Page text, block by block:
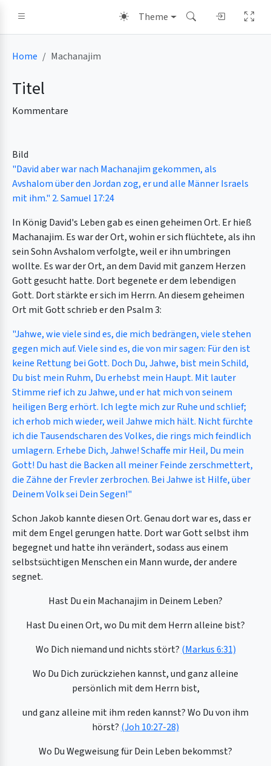
Theme
Home Machanajim
Titel
Kommentare
Bild
"David aber war nach Machanajim gekommen, als
Avshalom über den Jordan zog, er und alle Männer Israels
mit ihm." 2. Samuel 17:24
In König David's Leben gab es einen geheimen Ort. Er hieß
Machanajim. Es war der Ort, wohin er sich flüchtete, als ihn
sein Sohn Avshalom verfolgte, weil er ihn umbringen
wollte. Es war der Ort, an dem David mit ganzem Herzen
Gott gesucht hatte. Dort begenete er dem lebendigen
Gott. Dort stärkte er sich im Herrn. An diesem geheimen
Ort mit Gott schrieb er den Psalm 3:
"Jahwe, wie viele sind es, die mich bedrängen, viele stehen
gegen mich auf. Viele sind es, die von mir sagen: Für den ist
keine Rettung bei Gott. Doch Du, Jahwe, bist mein Schild,
Du bist mein Ruhm, Du erhebst mein Haupt. Mit lauter
Stimme rief ich zu Jahwe, und er hat mich von seinem
heiligen Berg erhört. Ich legte mich zur Ruhe und schlief;
ich erhob mich wieder, weil Jahwe mich hält. Nicht fürchte
ich die Tausendscharen des Volkes, die rings mich feindlich
umlagern. Erhebe Dich, Jahwe! Schaffe mir Heil, Du mein
Gott! Du hast die Backen all meiner Feinde zerschmettert,
die Zähne der Frevler zerbrochen. Bei Jahwe ist Hilfe, über
Deinem Volk sei Dein Segen!"
Schon Jakob kannte diesen Ort. Genau dort war es, dass er
mit dem Engel gerungen hatte. Dort war Gott selbst ihm
begegnet und hatte ihn verändert, sodass aus einem
selbstsüchtigen Menschen ein Mann wurde, der andere
segnet.
Hast Du ein Machanajim in Deinem Leben?
Hast Du einen Ort, wo Du mit dem Herrn alleine bist?
Wo Dich niemand und nichts stört? (Markus 6:31)
Wo Du Dich zurückziehen kannst, und ganz alleine
persönlich mit dem Herrn bist,
und ganz alleine mit ihm reden kannst? Wo Du von ihm
hörst? (Joh 10:27-28)
Wo Du Wegweisung für Dein Leben bekommst?